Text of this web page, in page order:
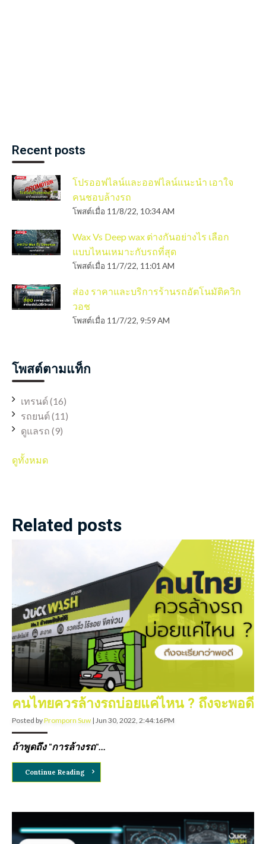
Recent posts
โปรออฟไลน์และออฟไลน์แนะนำ เอาใจ
คนชอบล้างรถ
โพสต์เมื่อ 11/8/22, 10:34 AM
Wax Vs Deep wax ต่างกันอย่างไร เลือก
แบบไหนเหมาะกับรถที่สุด
โพสต์เมื่อ 11/7/22, 11:01 AM
ส่อง ราคาและบริการร้านรถอัตโนมัติควิก
วอช
โพสต์เมื่อ 11/7/22, 9:59 AM
โพสต์ตามแท็ก
เทรนด์ (16)
รถยนต์(11)
ดูแลรถ (9)
ดูทั้งหมด
Related posts
คนไทยควรล้างรถบ่อยแค่ไหน ? ถึงจะพอดี
Posted byPromporn Suw | Jun 30, 2022, 2:44:16 PM
ถ้าพูดถึง "การล้างรถ"...
Continue Reading